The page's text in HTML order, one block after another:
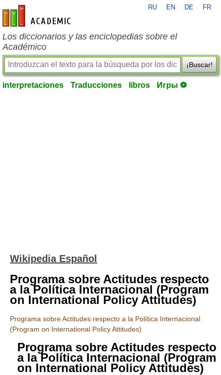
es-academic.com
RU EN DE FR
Los diccionarios y las enciclopedias sobre el
Académico
¡Buscar!
interpretaciones Traducciones libros Игры ⚽
Wikipedia Español
Programa sobre Actitudes respecto
a la Política Internacional (Program
on International Policy Attitudes)
Programa sobre Actitudes respecto a la Política Internacional
(Program on International Policy Attitudes)
Programa sobre Actitudes respecto
a la Política Internacional (Program
on International Policy Attitudes)